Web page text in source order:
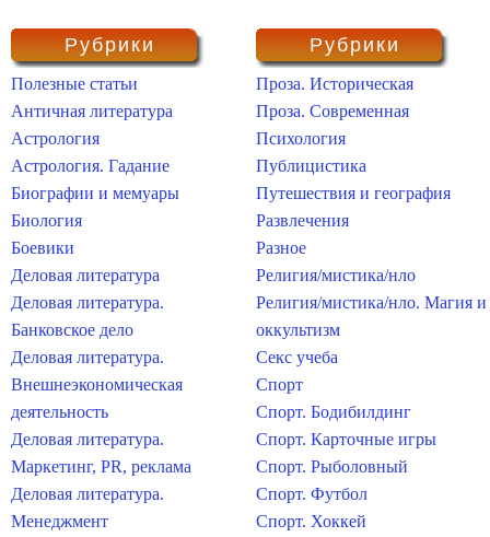
Рубрики
Полезные статьи
Античная литература
Астрология
Астрология. Гадание
Биографии и мемуары
Биология
Боевики
Деловая литература
Деловая литература.
Банковское дело
Деловая литература.
Внешнеэкономическая
деятельность
Деловая литература.
Маркетинг, PR, реклама
Деловая литература.
Менеджмент
Рубрики
Проза. Историческая
Проза. Современная
Психология
Публицистика
Путешествия и география
Развлечения
Разное
Религия/мистика/нло
Религия/мистика/нло. Магия и
оккультизм
Секс учеба
Спорт
Спорт. Бодибилдинг
Спорт. Карточные игры
Спорт. Рыболовный
Спорт. Футбол
Спорт. Хоккей